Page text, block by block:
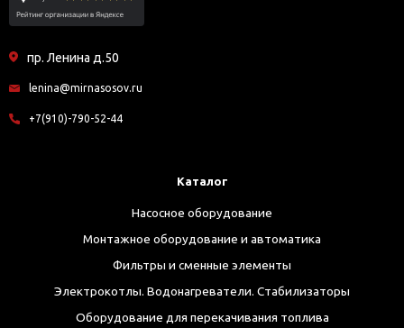
пр. Ленина д.50
lenina@mirnasosov.ru
+7(910)-790-52-44
Каталог
Насосное оборудование
Монтажное оборудование и автоматика
Фильтры и сменные элементы
Электрокотлы. Водонагреватели. Стабилизаторы
Оборудование для перекачивания топлива